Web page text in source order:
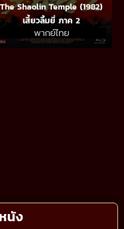
นัง
The Shaolin Temple (1982)
เสี้ยวลิ้มยี่ ภาค 2
พากย์ไทย